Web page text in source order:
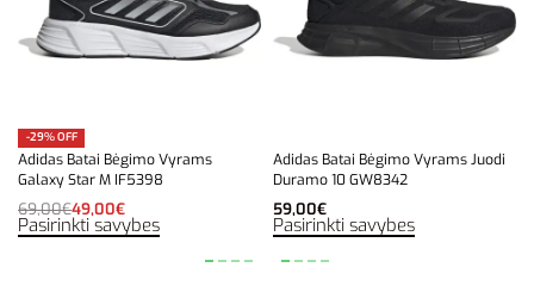
-29% OFF
Adidas Batai Bėgimo Vyrams
Galaxy Star M IF5398
69,00€49,00€
Pasirinkti savybes
Adidas Batai Bėgimo Vyrams Juodi
Duramo 10 GW8342
59,00€
Pasirinkti savybes